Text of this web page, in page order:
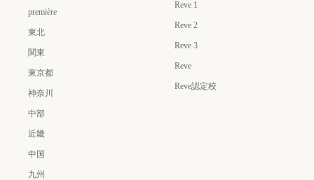
première
東北
関東
東京都
神奈川
中部
近畿
中国
九州
Reve 1
Reve 2
Reve 3
Reve
Reve認定校